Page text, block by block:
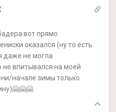
вот прямо
оказался (ну то есть
даже не могла
не впитывался на моей
начале зимы только